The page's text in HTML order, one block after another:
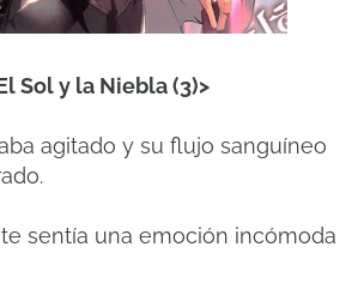
Sol y la Niebla (3)>
agitado y su flujo sanguíneo
sentía una emoción incómoda